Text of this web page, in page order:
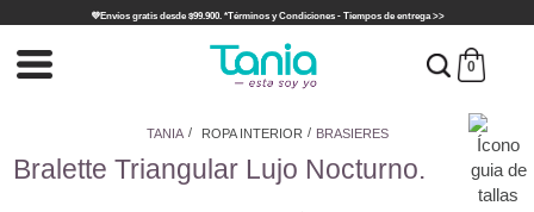
💜Envíos gratis desde $99.900. *Términos y Condiciones - Tiempos de entrega >>
0
TANIA ROPA INTERIOR BRASIERES
Bralette Triangular Lujo Nocturno.